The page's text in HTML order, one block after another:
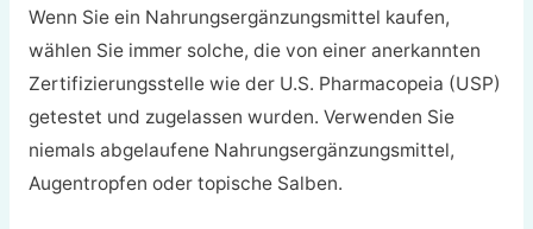
Wenn Sie ein Nahrungsergänzungsmittel kaufen,
wählen Sie immer solche, die von einer anerkannten
Zertifizierungsstelle wie der U.S. Pharmacopeia (USP)
getestet und zugelassen wurden. Verwenden Sie
niemals abgelaufene Nahrungsergänzungsmittel,
Augentropfen oder topische Salben.